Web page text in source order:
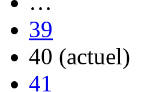
39
40 (actuel)
41